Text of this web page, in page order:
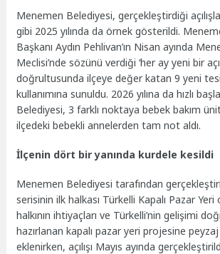
Menemen Belediyesi, gerçekleştirdiği
gibi 2025 yılında da örnek gösterildi.
Başkanı Aydın Pehlivan’ın Nisan ayında
Meclisi’nde sözünü verdiği ‘her ay yeni bir
doğrultusunda ilçeye değer katan 9 yeni
kullanımına sunuldu. 2026 yılına da hızlı
Belediyesi, 3 farklı noktaya bebek bakım
ilçedeki bebekli annelerden tam not aldı.
İlçenin dört bir yanında kurdele kesildi
Menemen Belediyesi tarafından
serisinin ilk halkası Türkelli Kapalı Pazar
halkının ihtiyaçları ve Türkelli’nin gelişimi
hazırlanan kapalı pazar yeri projesine
eklenirken, açılışı Mayıs ayında